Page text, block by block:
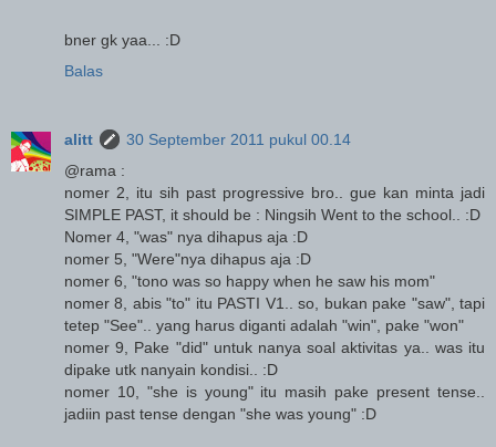
bner gk yaa... :D
Balas
alitt
30 September 2011 pukul 00.14
@rama :
nomer 2, itu sih past progressive bro.. gue kan minta jadi
SIMPLE PAST, it should be : Ningsih Went to the school.. :D
Nomer 4, "was" nya dihapus aja :D
nomer 5, "Were"nya dihapus aja :D
nomer 6, "tono was so happy when he saw his mom"
nomer 8, abis "to" itu PASTI V1.. so, bukan pake "saw", tapi
tetep "See".. yang harus diganti adalah "win", pake "won"
nomer 9, Pake "did" untuk nanya soal aktivitas ya.. was itu
dipake utk nanyain kondisi.. :D
nomer 10, "she is young" itu masih pake present tense..
jadiin past tense dengan "she was young" :D